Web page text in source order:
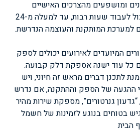
ומושפעים מהצרכים האישיים
שלכם, שהרי גנרטור יכול לעבוד שעות רבות, עד למעלה מ-24
למערכת המותקנת והעוצמה הנדרשת.
המיועדים לאירועים יכולים לספק
כל עוד ישנה אספקת דלק קבועה.
לתכנן דברים מראש זה חיוני, ויש
ההגעה של הספק וההתקנה, אם נדרש
גנרטורים”, מספקת שירות מהיר
בטוחים בנוגע לזמינות של חשמל
הבית